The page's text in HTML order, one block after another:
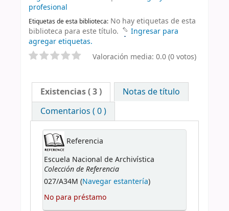
profesional
Etiquetas de esta biblioteca: No hay etiquetas de esta
biblioteca para este título.
Ingresar para
agregar etiquetas.
Valoración media: 0.0 (0 votos)
Existencias( 3 )
Notas de título
Comentarios ( 0 )
Referencia
Escuela Nacional de Archivística
Colección de Referencia
027/A34M (Navegar estantería)
No para préstamo